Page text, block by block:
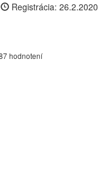
Registrácia: 26.2.2020
hodnotení